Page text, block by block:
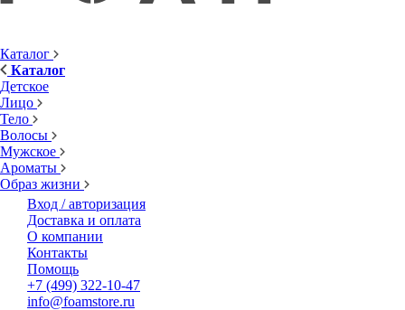
Каталог
Каталог
Детское
Лицо
Тело
Волосы
Мужское
Ароматы
Образ жизни
Вход / авторизация
Доставка и оплата
О компании
Контакты
Помощь
+7 (499) 322-10-47
info@foamstore.ru